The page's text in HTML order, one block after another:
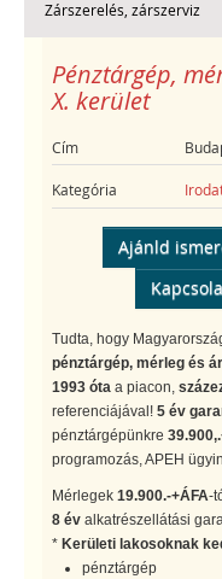
Zárszerelés, zárszerviz
Pénztárgép,
X. kerület
Cím
Kategória
Ajánld
Tudta, hogy
pénztárgép, mérleg és
1993 óta a piacon,
referenciájával! 5 év
pénztárgépünkre
programozás, APEH
Mérlegek 19.900.-+ÁFA-
8 év alkatrészellátási
* Kerületi lakosoknak
pénztárgép